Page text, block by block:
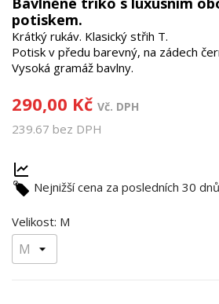
potiskem.
Krátký rukáv. Klasický střih T.
Potisk v předu barevný, na zádech
Vysoká gramáž bavlny.
290,00 Kč Vč. DPH
239.67 bez DPH
Nejnižší cena za posledních 30
Velikost: M